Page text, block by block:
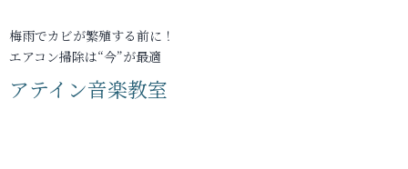
梅雨でカビが繁殖する前に！
エアコン掃除は“今”が最適
アテイン音楽教室